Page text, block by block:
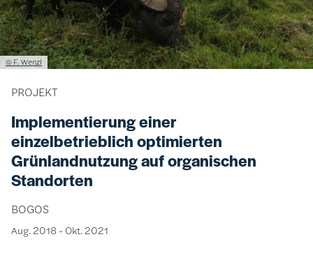
Lizenzinformationen einschließlich Urheberrecht
© F. Wenzl
PROJEKT
Implementierung einer
einzelbetrieblich optimierten
Grünlandnutzung auf organischen
Standorten
BOGOS
Aug. 2018 - Okt. 2021